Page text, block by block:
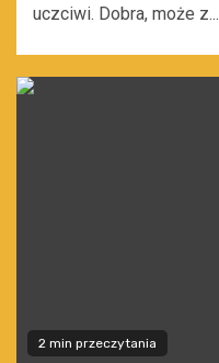
uczciwi. Dobra, może z...
2 min przeczytania